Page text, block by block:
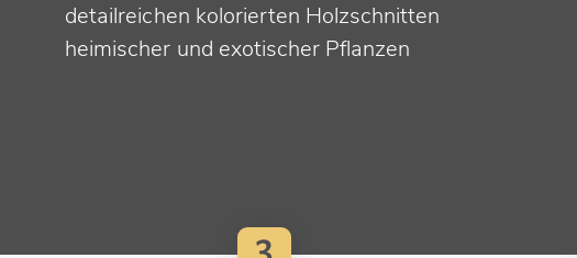
detailreichen kolorierten Holzschnitten
heimischer und exotischer Pflanzen